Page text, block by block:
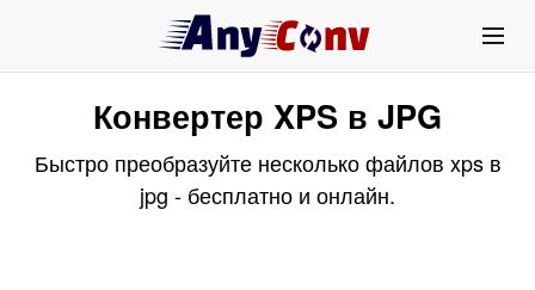
Конвертер XPS в JPG
Быстро преобразуйте несколько файлов xps в
jpg - бесплатно и онлайн.